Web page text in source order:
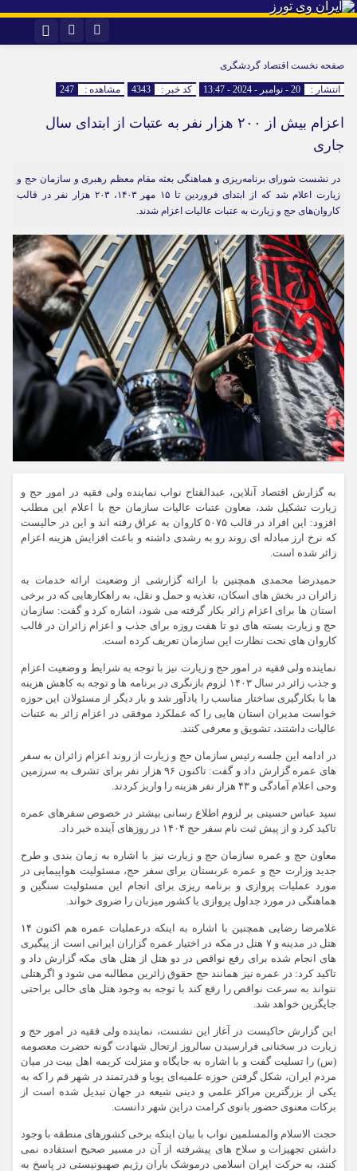
اینستاگرام
صفحه نخست اقتصاد گردشگری
انتشار : 20 - نوامبر - 2024 - 13:47 کد خبر : 4343 مشاهده : 247
اعزام بیش از ۲۰۰ هزار نفر به عتبات از ابتدای سال
جاری
در نشست شورای برنامه‌ریزی و هماهنگی بعثه مقام معظم رهبری و سازمان حج و
زیارت اعلام شد که از ابتدای فروردین تا ۱۵ مهر ۱۴۰۳، ۲۰۳ هزار نفر در قالب
کاروان‌های حج و زیارت به عتبات عالیات اعزام شدند.
به گزارش اقتصاد آنلاین، عبدالفتاح نواب نماینده ولی فقیه در امور حج و
زیارت تشکیل شد، معاون عتبات عالیات سازمان حج با اعلام این مطلب
افزود: این افراد در قالب ۵۰۷۵ کاروان به عراق رفته اند و این در حالیست
که نرخ ارز مبادله ای روند رو به رشدی داشته و باعث افزایش هزینه اعزام
زائر شده است.
حمیدرضا محمدی همچنین با ارائه گزارشی از وضعیت ارائه خدمات به
زائران در بخش های اسکان، تغذیه و حمل و نقل، به راهکارهایی که در برخی
استان ها برای اعزام زائر بکار گرفته می شود، اشاره کرد و گفت: سازمان
حج و زیارت بسته های دو تا هفت روزه برای جذب و اعزام زائران در قالب
کاروان های تحت نظارت این سازمان تعریف کرده است.
نماینده ولی فقیه در امور حج و زیارت نیز با توجه به شرایط و وضعیت اعزام
و جذب زائر در سال ۱۴۰۳ لزوم بازنگری در برنامه ها و توجه به کاهش هزینه
ها با بکارگیری ساختار مناسب را یادآور شد و بار دیگر از مسئولان این حوزه
خواست مدیران استان هایی را که عملکرد موفقی در اعزام زائر به عتبات
عالیات داشتند، تشویق و معرفی کنند.
در ادامه این جلسه رئیس سازمان حج و زیارت از روند اعزام زائران به سفر
های عمره گزارش داد و گفت: تاکنون ۹۶ هزار نفر برای تشرف به سرزمین
وحی اعلام آمادگی و ۴۳ هزار نفر هزینه را واریز کردند.
سید عباس حسینی بر لزوم اطلاع رسانی بیشتر در خصوص سفرهای عمره
تاکید کرد و از پیش ثبت نام سفر حج ۱۴۰۴ در روزهای آینده خبر داد.
معاون حج و عمره سازمان حج و زیارت نیز با اشاره به زمان بندی و طرح
جدید وزارت حج و عمره عربستان برای سفر حج، مسئولیت هواپیمایی در
مورد عملیات پروازی و برنامه ریزی برای انجام این مسئولیت سنگین و
هماهنگی در مورد جداول پروازی با کشور میزبان را ضروی خواند.
غلامرضا رضایی همچنین با اشاره به اینکه درعملیات عمره هم اکنون ۱۴
هتل در مدینه و ۷ هتل در مکه در اختیار عمره گزاران ایرانی است از پیگیری
های انجام شده برای رفع نواقص در دو هتل از هتل های مکه گزارش داد و
تاکید کرد: در عمره نیز همانند حج حقوق زائرین مطالبه می شود و اگرهتلی
نتواند به سرعت نواقص را رفع کند با توجه به وجود هتل های خالی براحتی
جایگزین خواهد شد.
این گزارش حاکیست در آغاز این نشست، نماینده ولی فقیه در امور حج و
زیارت در سخنانی فرارسیدن سالروز ارتحال شهادت گونه حضرت معصومه
(س) را تسلیت گفت و با اشاره به جایگاه و منزلت کریمه اهل بیت در میان
مردم ایران، شکل گرفتن حوزه علمیه‌ای پویا و قدرتمند در شهر قم را که به
یکی از بزرگترین مراکز علمی و دینی شیعه در جهان تبدیل شده است از
برکات معنوی حضور بانوی کرامت دراین شهر دانست.
حجت الاسلام والمسلمین نواب با بیان اینکه برخی کشورهای منطقه با وجود
داشتن تجهیزات و سلاح های پیشرفته از آن در مسیر صحیح استفاده نمی
کنند، به حرکت ایران اسلامی درموشک باران رژیم صهیونیستی در پاسخ به